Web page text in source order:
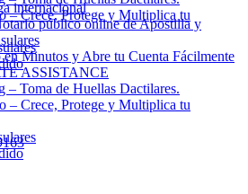
– Crece, Protege y Multiplica tu
internacional
público online de Apostilla y
Minutos y Abre tu Cuenta Fácilmente
ASSISTANCE
– Toma de Huellas Dactilares.
– Crece, Protege y Multiplica tu